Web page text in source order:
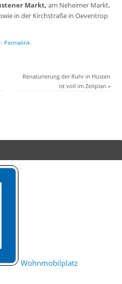
Markt, am Neheimer Markt,
in der Kirchstraße in Oeventrop
Permalink.
Renaturierung der Ruhr in Hüsten
ist voll im Zeitplan»
Wohnmobilplatz